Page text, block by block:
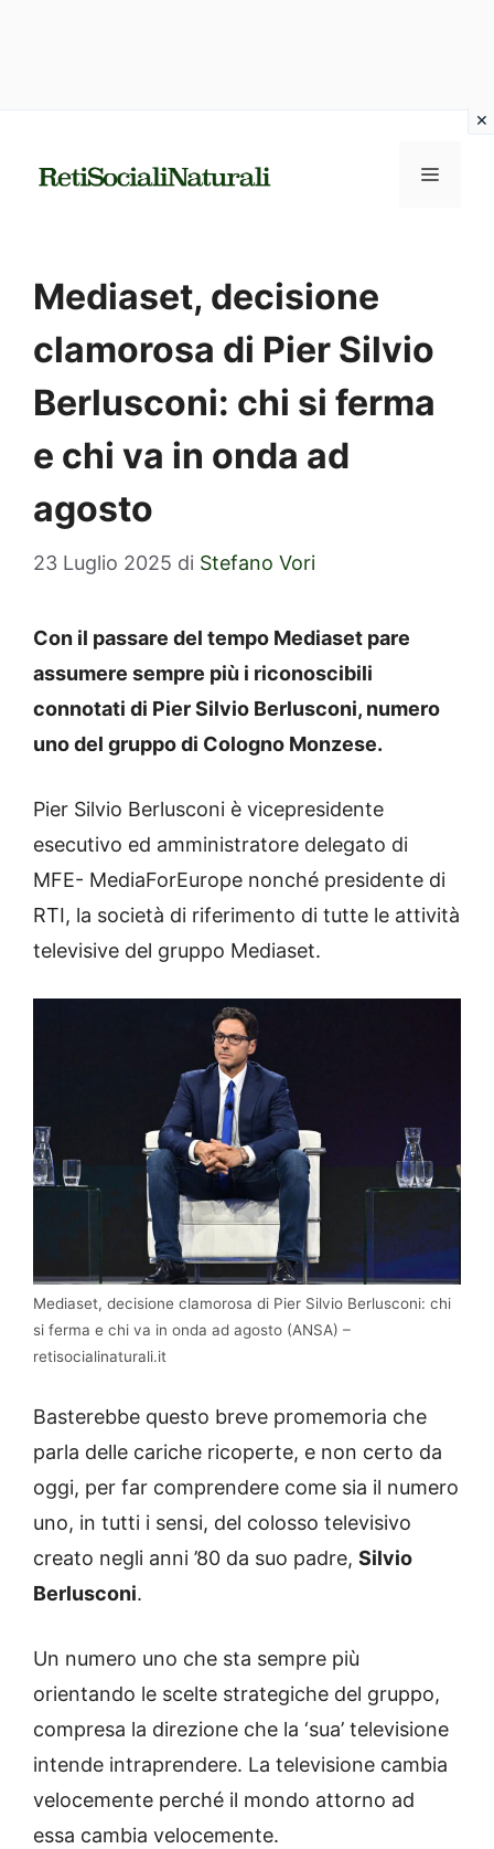
MENU
Mediaset, decisione
clamorosa di Pier Silvio
Berlusconi: chi si ferma
e chi va in onda ad
agosto
23 Luglio 2025 di Stefano Vori
Con il passare del tempo Mediaset pare
assumere sempre più i riconoscibili
connotati di Pier Silvio Berlusconi, numero
uno del gruppo di Cologno Monzese.
Pier Silvio Berlusconi è vicepresidente
esecutivo ed amministratore delegato di
MFE- MediaForEurope nonché presidente di
RTI, la società di riferimento di tutte le attività
televisive del gruppo Mediaset.
Mediaset, decisione clamorosa di Pier Silvio Berlusconi: chi
si ferma e chi va in onda ad agosto (ANSA) –
retisocialinaturali.it
Basterebbe questo breve promemoria che
parla delle cariche ricoperte, e non certo da
oggi, per far comprendere come sia il numero
uno, in tutti i sensi, del colosso televisivo
creato negli anni ’80 da suo padre, Silvio
Berlusconi.
Un numero uno che sta sempre più
orientando le scelte strategiche del gruppo,
compresa la direzione che la ‘sua’ televisione
intende intraprendere. La televisione cambia
velocemente perché il mondo attorno ad
essa cambia velocemente.